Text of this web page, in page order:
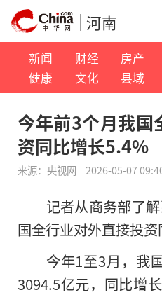
河南
新闻 财经 房产
健康
文化 县域
今年前3个月我国
资同比增长5.4%
来源： 央视网 2026-05-07
记者从商务部了
国全行业对外直接投资
今年1至3月，我
3094.5亿元，同比增